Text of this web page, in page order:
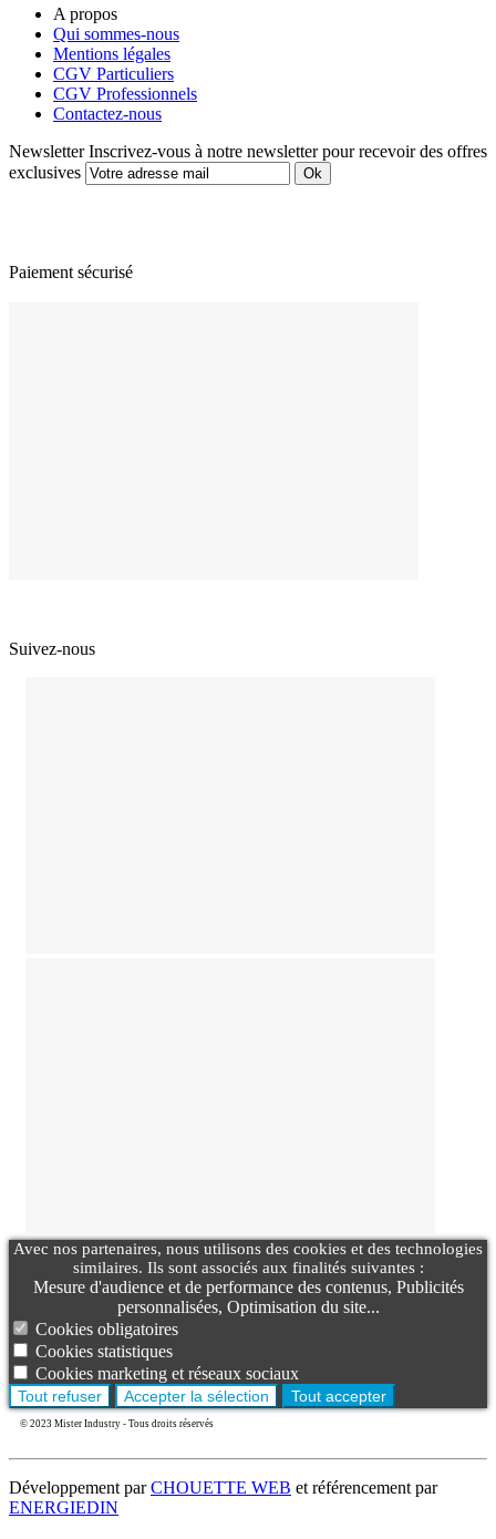
A propos
Qui sommes-nous
Mentions légales
CGV Particuliers
CGV Professionnels
Contactez-nous
Newsletter Inscrivez-vous à notre newsletter pour recevoir des offres
exclusives
Paiement sécurisé
Suivez-nous
Avec nos partenaires, nous utilisons des cookies et des technologies
similaires. Ils sont associés aux finalités suivantes :
Mesure d'audience et de performance des contenus, Publicités
personnalisées, Optimisation du site...
Cookies obligatoires
Cookies statistiques
Cookies marketing et réseaux sociaux
Tout refuser Accepter la sélection Tout accepter
© 2023 Mister Industry - Tous droits réservés
Développement parCHOUETTE WEB et référencement par
ENERGIEDIN